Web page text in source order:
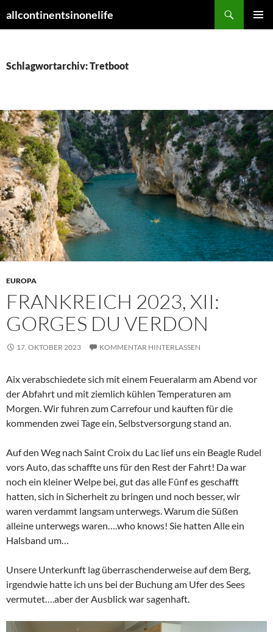
Inhalt
allcontinentsinonelife
Schlagwortarchiv: Tretboot
EUROPA
FRANKREICH 2023, XII:
GORGES DU VERDON
17. OKTOBER 2023 KOMMENTAR HINTERLASSEN
Aix verabschiedete sich mit einem Feueralarm am Abend vor
der Abfahrt und mit ziemlich kühlen Temperaturen am
Morgen. Wir fuhren zum Carrefour und kauften für die
kommenden zwei Tage ein, Selbstversorgung stand an.
Auf den Weg nach Saint Croix du Lac lief uns ein Beagle Rudel
vors Auto, das schaffte uns für den Rest der Fahrt! Da war
noch ein kleiner Welpe bei, gut das alle Fûnf es geschafft
hatten, sich in Sicherheit zu bringen und noch besser, wir
waren verdammt langsam unterwegs. Warum die Süßen
alleine unterwegs waren….who knows! Sie hatten Alle ein
Halsband um…
Unsere Unterkunft lag überraschenderweise auf dem Berg,
irgendwie hatte ich uns bei der Buchung am Ufer des Sees
vermutet….aber der Ausblick war sagenhaft.